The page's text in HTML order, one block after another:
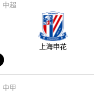
中超
上海申花
中甲